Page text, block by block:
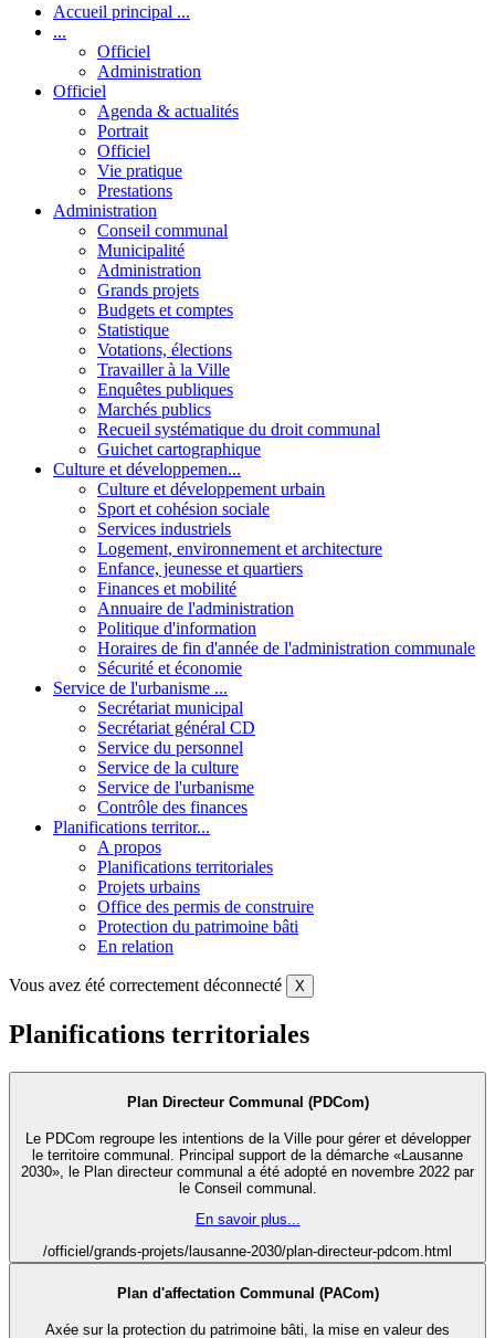
Accueil principal ...
...
Officiel
Administration
Officiel
Agenda & actualités
Portrait
Officiel
Vie pratique
Prestations
Administration
Conseil communal
Municipalité
Administration
Grands projets
Budgets et comptes
Statistique
Votations, élections
Travailler à la Ville
Enquêtes publiques
Marchés publics
Recueil systématique du droit communal
Guichet cartographique
Culture et développemen...
Culture et développement urbain
Sport et cohésion sociale
Services industriels
Logement, environnement et architecture
Enfance, jeunesse et quartiers
Finances et mobilité
Annuaire de l'administration
Politique d'information
Horaires de fin d'année de l'administration communale
Sécurité et économie
Service de l'urbanisme ...
Secrétariat municipal
Secrétariat général CD
Service du personnel
Service de la culture
Service de l'urbanisme
Contrôle des finances
Planifications territor...
A propos
Planifications territoriales
Projets urbains
Office des permis de construire
Protection du patrimoine bâti
En relation
Vous avez été correctement déconnecté X
Planifications territoriales
Plan Directeur Communal (PDCom)
Le PDCom regroupe les intentions de la Ville pour gérer et développer
le territoire communal. Principal support de la démarche «Lausanne
2030», le Plan directeur communal a été adopté en novembre 2022 par
le Conseil communal.
En savoir plus...
/officiel/grands-projets/lausanne-2030/plan-directeur-pdcom.html
Plan d'affectation Communal (PACom)
Axée sur la protection du patrimoine bâti, la mise en valeur des